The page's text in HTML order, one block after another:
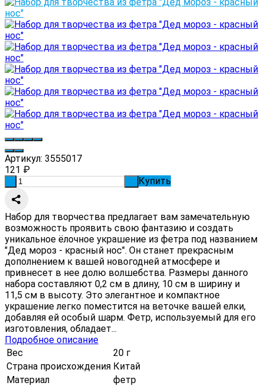
Артикул: 3555017
121 ₽
Купить
Набор для творчества предлагает вам замечательную
возможность проявить свою фантазию и создать
уникальное ёлочное украшение из фетра под названием
"Дед мороз - красный нос". Он станет прекрасным
дополнением к вашей новогодней атмосфере и
привнесет в нее долю волшебства. Размеры данного
набора составляют 0,2 см в длину, 10 см в ширину и
11,5 см в высоту. Это элегантное и компактное
украшение легко поместится на веточке вашей елки,
добавляя ей особый шарм. Фетр, используемый для его
изготовления, обладает...
Подробное описание
Вес
20 г
Страна происхождения Китай
Материал
фетр